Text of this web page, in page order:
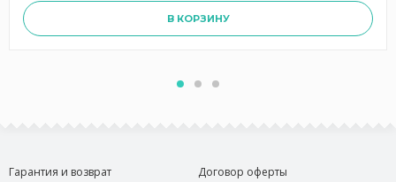
В КОРЗИНУ
Гарантия и возврат
Договор оферты